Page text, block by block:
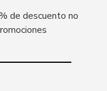
de descuento no